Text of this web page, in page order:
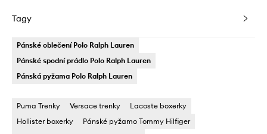
Tagy
Pánské oblečení Polo Ralph Lauren
Pánské spodní prádlo Polo Ralph Lauren
Pánská pyžama Polo Ralph Lauren
Puma Trenky Versace trenky
Lacoste boxerky
Hollister boxerky
Pánské pyžamo Tommy Hilfiger